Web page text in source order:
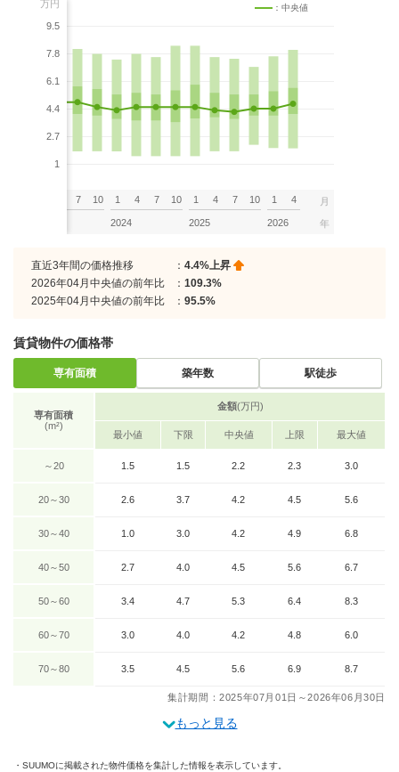
万円
9.5
7.8
6.1
4.4
2.7
1
：中央値
7 10 1 4 7 10
2024
1 4 7 10
2025
1 4
2026
月
年
直近3年間の価格推移 ： 4.4%上昇
2026年04月中央値の前年比
： 109.3%
2025年04月中央値の前年比
： 95.5%
賃貸物件の価格帯
専有面積 築年数 駅徒歩
専有面積
(m²)
金額(万円)
最小値 下限 中央値 上限 最大値
～20 1.5 1.5 2.2 2.3 3.0
20～30 2.6 3.7 4.2 4.5 5.6
30～40 1.0 3.0 4.2 4.9 6.8
40～50 2.7 4.0 4.5 5.6 6.7
50～60 3.4 4.7 5.3 6.4 8.3
60～70 3.0 4.0 4.2 4.8 6.0
70～80 3.5 4.5 5.6 6.9 8.7
集計期間：2025年07月01日～2026年06月30日
もっと見る
SUUMOに掲載された物件価格を集計した情報を表示しています。